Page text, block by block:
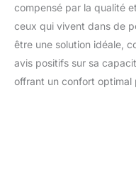
compensé par la qualité
ceux qui vivent dans de
être une solution idéale,
avis positifs sur sa
offrant un confort optimal